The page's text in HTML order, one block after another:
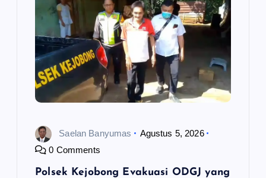
Saelan Banyumas
Agustus 5, 2026
0 Comments
Polsek Kejobong Evakuasi ODGJ yang